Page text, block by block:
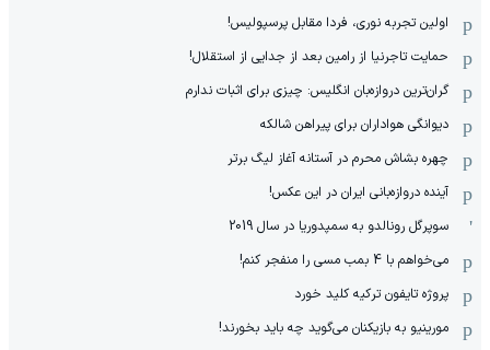
اولین تجربه نوری، فردا مقابل پرسپولیس!
حمایت تاجرنیا از رامین بعد از جدایی از استقلال!
گران‌ترین دروازه‌بان انگلیس: چیزی برای اثبات ندارم
دیوانگی هواداران برای پیراهن شالکه
چهره بشاش محرم در آستانه آغاز لیگ برتر
آینده دروازه‌بانی ایران در این عکس!
سوپرگل رونالدو به سمپدوریا در سال 2019
می‌خواهم با 4 بمب مسی را منفجر کنم!
پروژه تایفون ترکیه کلید خورد
مورینیو به بازیکنان می‌گوید چه باید بخورند!